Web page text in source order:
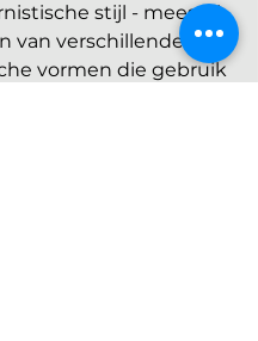
stijl - meestal
van verschillende
vormen die gebruik